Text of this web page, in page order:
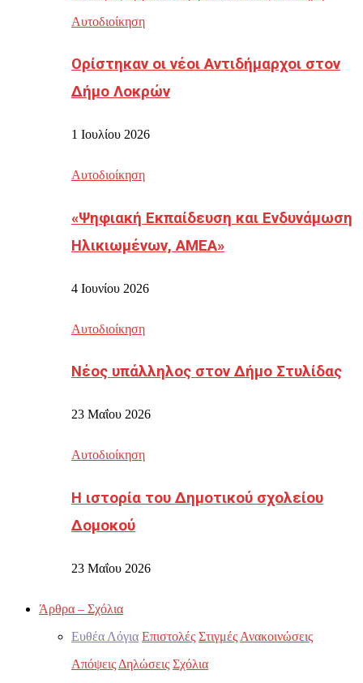
Αυτοδιοίκηση
Ορίστηκαν οι νέοι Αντιδήμαρχοι στον
Δήμο Λοκρών
1 Ιουλίου 2026
Αυτοδιοίκηση
«Ψηφιακή Εκπαίδευση και Ενδυνάμωση
Ηλικιωμένων, ΑΜΕΑ»
4 Ιουνίου 2026
Αυτοδιοίκηση
Νέος υπάλληλος στον Δήμο Στυλίδας
23 Μαΐου 2026
Αυτοδιοίκηση
Η ιστορία του Δημοτικού σχολείου
Δομοκού
23 Μαΐου 2026
Άρθρα – Σχόλια
Ευθέα Λόγια Επιστολές Στιγμές Ανακοινώσεις
Απόψεις Δηλώσεις Σχόλια